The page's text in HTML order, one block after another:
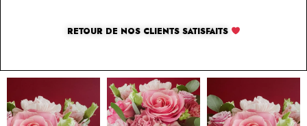
RETOUR DE NOS CLIENTS SATISFAITS